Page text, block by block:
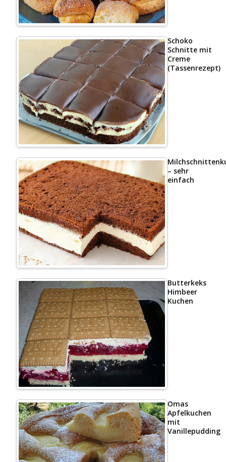
Schoko
Schnitte mit
Creme
(Tassenrezept)
– sehr
einfach
Butterkeks
Himbeer
Kuchen
Omas
Apfelkuchen
mit
Vanillepudding